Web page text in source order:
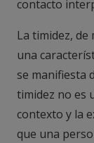
contacto
La timidez,
una
se manifiesta
timidez no es
contexto y la
que una